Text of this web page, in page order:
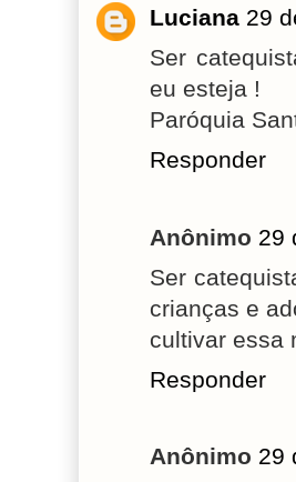
Luciana 29
Ser
eu esteja !
Paróquia
Responder
Anônimo 29
Ser
crianças e
cultivar essa
Responder
Anônimo 29